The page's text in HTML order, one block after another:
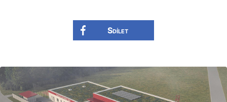
Sdílet